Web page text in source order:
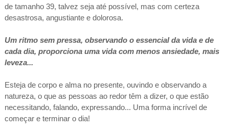
de tamanho 39, talvez seja até possível, mas com certeza
desastrosa, angustiante e dolorosa.
Um ritmo sem pressa, observando o essencial da vida e de
cada dia, proporciona uma vida com menos ansiedade, mais
leveza...
Esteja de corpo e alma no presente, ouvindo e observando a
natureza, o que as pessoas ao redor têm a dizer, o que estão
necessitando, falando, expressando... Uma forma incrível de
começar e terminar o dia!